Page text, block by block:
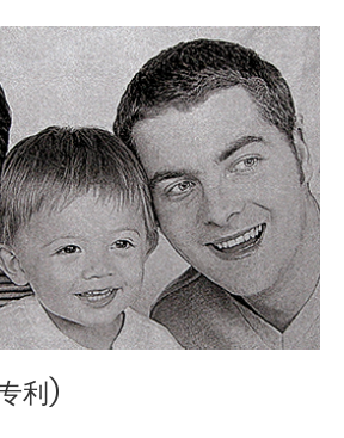
利)